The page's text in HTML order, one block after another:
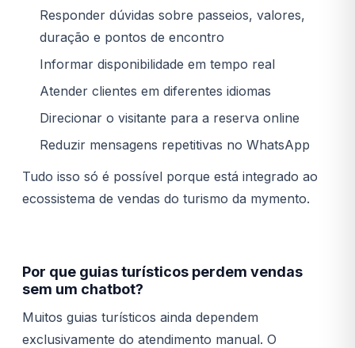
Responder dúvidas sobre passeios, valores,
duração e pontos de encontro
Informar disponibilidade em tempo real
Atender clientes em diferentes idiomas
Direcionar o visitante para a reserva online
Reduzir mensagens repetitivas no WhatsApp
Tudo isso só é possível porque está integrado ao
ecossistema de vendas do turismo da mymento.
Por que guias turísticos perdem vendas
sem um chatbot?
Muitos guias turísticos ainda dependem
exclusivamente do atendimento manual. O